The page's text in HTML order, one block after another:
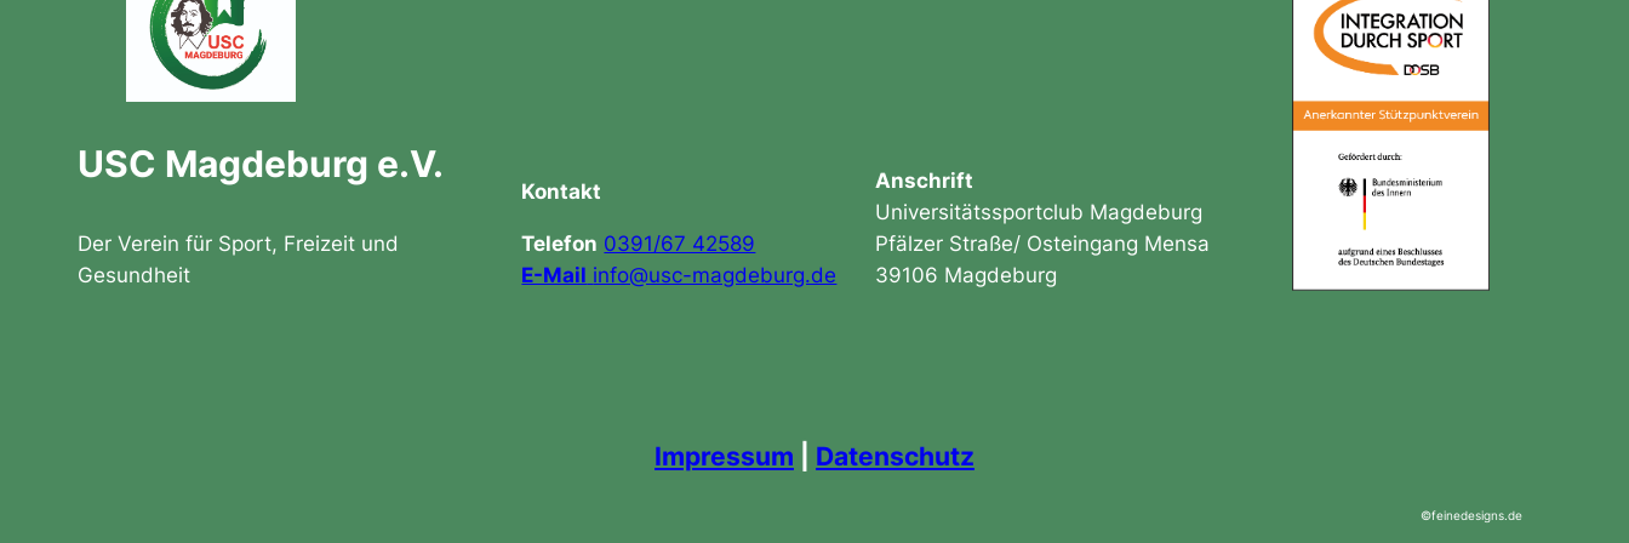
USC Magdeburg e.V.
Der Verein für Sport, Freizeit und
Gesundheit
Kontakt
Telefon 0391/67 42589
E-Mail info@usc-magdeburg.de
Anschrift
Universitätssportclub Magdeburg
Pfälzer Straße/ Osteingang Mensa
39106 Magdeburg
Impressum Datenschutz
©feinedesigns.de